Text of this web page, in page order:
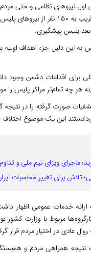
به این دلیل جزء اهداف
برای اقدامات دشمن وجود
هر چه تمام‌تر مراکز پلیس را
صورت گرفته را در
این یک موضوع
ماجرای ویزای تیم ملی و
تلاش برای تغییر محاسبات
مربوط با وزارت
عادی در اختیار مردم قرار
نتیجه همراهی مردم و